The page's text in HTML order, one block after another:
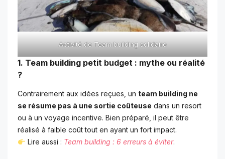
Activité de Team building solidaire
1. Team building petit budget : mythe ou réalité
?
Contrairement aux idées reçues, un team building ne
se résume pas à une sortie coûteuse dans un resort
ou à un voyage incentive. Bien préparé, il peut être
réalisé à faible coût tout en ayant un fort impact.
Lire aussi : Team building : 6 erreurs à éviter.